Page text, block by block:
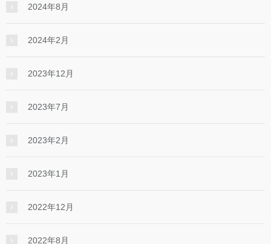
2024年8月
2024年2月
2023年12月
2023年7月
2023年2月
2023年1月
2022年12月
2022年8月